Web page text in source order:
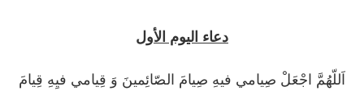
دعاء اليوم الأول
اَللّهُمَّ اجْعَلْ صِيامي فيهِ صِيامَ الصّائِمينَ وَ قِيامي فيِهِ قِيامَ